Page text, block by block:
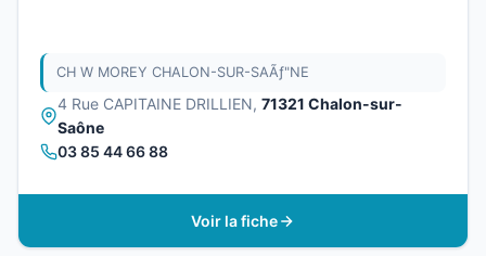
CH W MOREY CHALON-SUR-SAÃƒ"NE
4 Rue CAPITAINE DRILLIEN, 71321 Chalon-sur-
Saône
03 85 44 66 88
Voir la fiche